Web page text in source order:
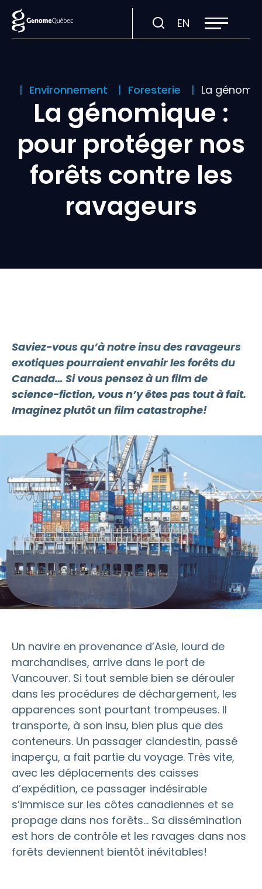
EN Visiter
la
English.
la
navigation
du
Environnement Foresterie La
La génomique :
pour protéger nos
forêts contre les
ravageurs
Saviez-vous qu’à notre insu des ravageurs
exotiques pourraient envahir les forêts du
Canada… Si vous pensez à un film de
science-fiction, vous n’y êtes pas tout à fait.
Imaginez plutôt un film catastrophe!
Un navire en provenance d’Asie, lourd de
marchandises, arrive dans le port de
Vancouver. Si tout semble bien se dérouler
dans les procédures de déchargement, les
apparences sont pourtant trompeuses. Il
transporte, à son insu, bien plus que des
conteneurs. Un passager clandestin, passé
inaperçu, a fait partie du voyage. Très vite,
avec les déplacements des caisses
d’expédition, ce passager indésirable
s’immisce sur les côtes canadiennes et se
propage dans nos forêts… Sa dissémination
est hors de contrôle et les ravages dans nos
forêts deviennent bientôt inévitables!